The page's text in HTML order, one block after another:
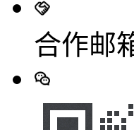
合作邮